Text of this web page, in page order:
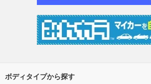
ボディタイプから探す